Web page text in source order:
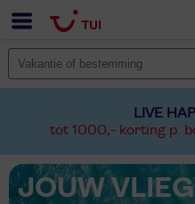
LIVE
tot 1000,- korting p.
JOUW